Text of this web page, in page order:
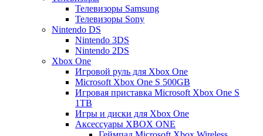
Телевизоры Samsung
Телевизоры Sony
Nintendo DS
Nintendo 3DS
Nintendo 2DS
Xbox One
Игровой руль для Xbox One
Microsoft Xbox One S 500GB
Игровая приставка Microsoft Xbox One S
1TB
Игры и диски для Xbox One
Аксессуары XBOX ONE